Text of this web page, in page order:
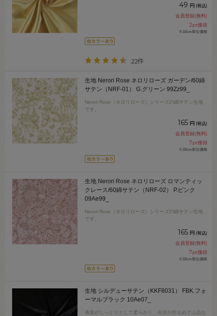
49 円 (税込)
会員登録(無料)
2pt獲得
※10cm単位価格
22件
生地 Nerori Rose ネロリローズ ガーデン/60綿
サテン（NRF-01） G.グリーン 99Zz99_
Nerori Rose（ネロリローズ）シリーズの綿サテン生地
です。
165 円 (税込)
会員登録(無料)
7pt獲得
※10cm単位価格
生地 Nerori Rose ネロリローズ ロマンティッ
クレース/60綿サテン（NRF-02） P.ピンク
09Ae99_
Nerori Rose（ネロリローズ）シリーズの綿サテン生地
です。
165 円 (税込)
会員登録(無料)
7pt獲得
※10cm単位価格
生地 シルデューサテン（KKF8031） FBK.フォ
ーマルブラック 10Ae07_
表面がしっとりとして柔らかく、光沢が控えめで上品な